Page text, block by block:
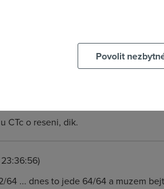
11:55:55)
pravidelne - natvrdo BSOD na
ze od upgradu driveru se to
jde o cenu)
CTc o reseni, dik.
64 ... dnes to jede 64/64 a muzem
Povolit